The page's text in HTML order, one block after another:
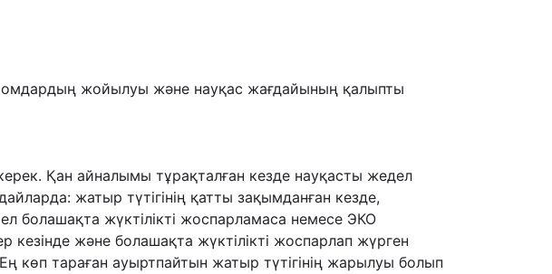
жойылуы және науқас жағдайының қалыпты
Қан айналымы тұрақталған кезде науқасты жедел
жатыр түтігінің қатты зақымданған кезде,
болашақта жүктілікті жоспарламаса немесе ЭКО
және болашақта жүктілікті жоспарлап жүрген
көп тараған ауыртпайтын жатыр түтігінің жарылуы болып